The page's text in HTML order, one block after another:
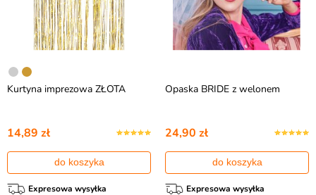
Kurtyna imprezowa ZŁOTA
14,89 zł
do koszyka
Expresowa wysyłka
Opaska BRIDE z welonem
24,90 zł
do koszyka
Expresowa wysyłka